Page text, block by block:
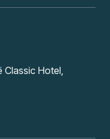
Classic Hotel,